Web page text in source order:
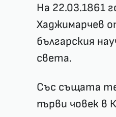
На 22.03.1861
Хаджимарчев
българския
света.
Със същата
първи човек в